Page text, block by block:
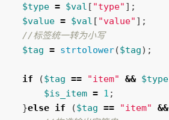
$type = $val [ "type" ];
$value = $val [ "value" ];
//标签统一转为小写
$tag = strtolower($tag);
if ($tag == "item" && $type
$is_item = 1 ;
}else if ($tag == "item" &&